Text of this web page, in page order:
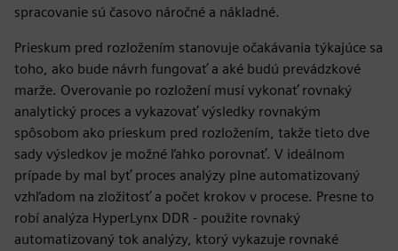
spracovanie sú časovo náročné a nákladné.
Prieskum pred rozložením stanovuje očakávania týkajúce sa
toho, ako bude návrh fungovať a aké budú prevádzkové
marže. Overovanie po rozložení musí vykonať rovnaký
analytický proces a vykazovať výsledky rovnakým
spôsobom ako prieskum pred rozložením, takže tieto dve
sady výsledkov je možné ľahko porovnať. V ideálnom
prípade by mal byť proces analýzy plne automatizovaný
vzhľadom na zložitosť a počet krokov v procese. Presne to
robí analýza HyperLynx DDR - použite rovnaký
automatizovaný tok analýzy, ktorý vykazuje rovnaké